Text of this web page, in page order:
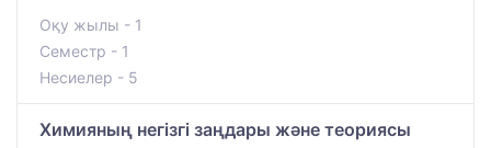
Оқу жылы - 1
Семестр - 1
Несиелер - 5
Химияның негізгі заңдары және теориясы